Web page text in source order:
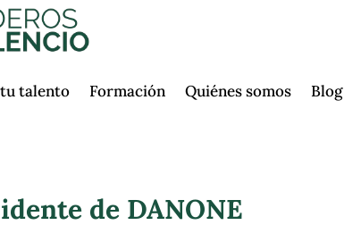
talento Formación Quiénes somos Blog
de DANONE